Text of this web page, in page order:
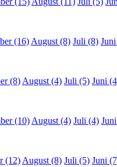
(16)August (8) Juli (8)
(8)August (4) Juli (5) Juni
(10)August (4) Juli (4)
(12)August (8) Juli (5) Juni